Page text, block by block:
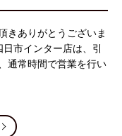
きありがとうございま
市インター店は、引
通常時間で営業を行い